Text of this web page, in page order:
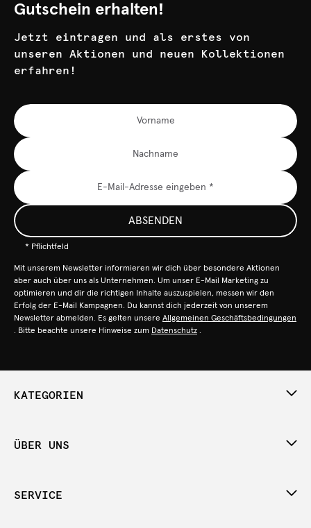
Gutschein erhalten!
Jetzt eintragen und als erstes von
unseren Aktionen und neuen Kollektionen
erfahren!
ABSENDEN
* Pflichtfeld
Mit unserem Newsletter informieren wir dich über besondere Aktionen
aber auch über uns als Unternehmen. Um unser E-Mail Marketing zu
optimieren und dir die richtigen Inhalte auszuspielen, messen wir den
Erfolg der E-Mail Kampagnen. Du kannst dich jederzeit von unserem
Newsletter abmelden. Es gelten unsere Allgemeinen Geschäftsbedingungen
. Bitte beachte unsere Hinweise zum Datenschutz .
KATEGORIEN
ÜBER UNS
SERVICE